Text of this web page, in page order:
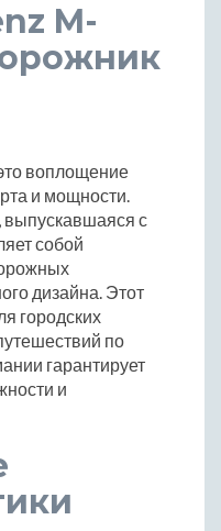
M-
воплощение
и мощности.
выпускавшаяся с
собой
дизайна. Этот
городских
по
гарантирует
и